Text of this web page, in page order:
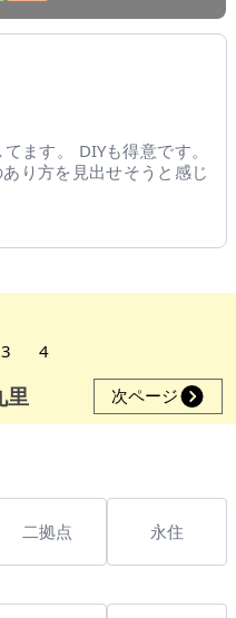
ます。 DIYも得意です。
り方を見出せそうと感じ
3 4
里 次ページ
二拠点 永住